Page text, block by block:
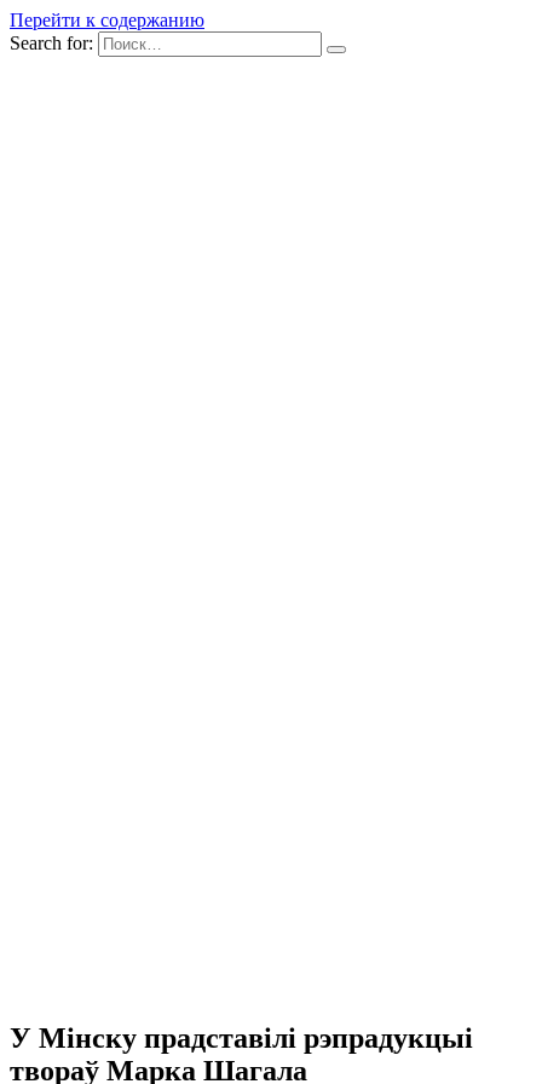
Перейти к содержанию
Search for:
У Мінску прадставілі рэпрадукцыі
твораў Марка Шагала